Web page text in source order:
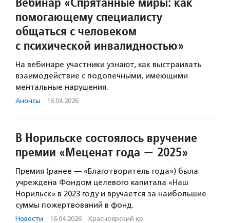
помогающему специалисту
общаться с человеком
с психической инвалидностью»
На вебинаре участники узнают, как выстраивать
взаимодействие с подопечными, имеющими
ментальные нарушения.
Анонсы · 16.04.2026
В Норильске состоялось вручение
премии «Меценат года — 2025»
Премия (ранее — «Благотворитель года») была
учреждена Фондом целевого капитала «Наш
Норильск» в 2023 году и вручается за наибольшие
суммы пожертвований в фонд.
Новости · 16.04.2026 · Красноярский кр.